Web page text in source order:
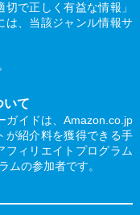
で正しく有益な情報」
は、当該ジャンル情報サ
いて
ガイドは、Amazon.co.jp
が紹介料を獲得できる手
フィリエイトプログラム
ムの参加者です。